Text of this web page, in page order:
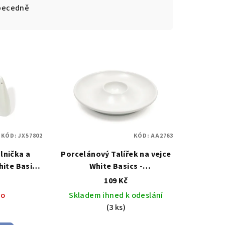
a
Basics
a
-
KÓD:JX57802
Porcelánový Talířek na vejce
White Basics -
Maxwell&Williams
na vajíčko White Basics 10 cm
- Maxwell&Williams
109 Kč
Skladem ihned k odeslání
(3 ks)
KÓD:AA2763